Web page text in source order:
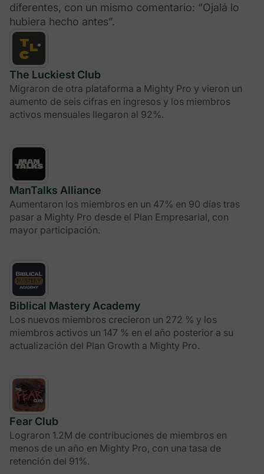
diferentes, con un mismo comentario: “Ojalá lo
hubiera hecho antes”.
The Luckiest Club
Migraron de otra plataforma a Mighty Pro y vieron un
aumento de seis cifras en ingresos y los miembros
activos mensuales llegaron al 92%.
ManTalks Alliance
Aumentaron los miembros en un 47% en 90 días tras
pasar a Mighty Pro desde el Plan Empresarial, con
mayor participación.
Biblical Mastery Academy
Los nuevos miembros crecieron un 272 % y los
miembros activos un 147 % en el año posterior a su
actualización del Plan Growth a Mighty Pro.
Fear Club
Lograron 1.2M de contribuciones de miembros en
menos de un año en Mighty Pro, con una tasa de
retención del 91%.